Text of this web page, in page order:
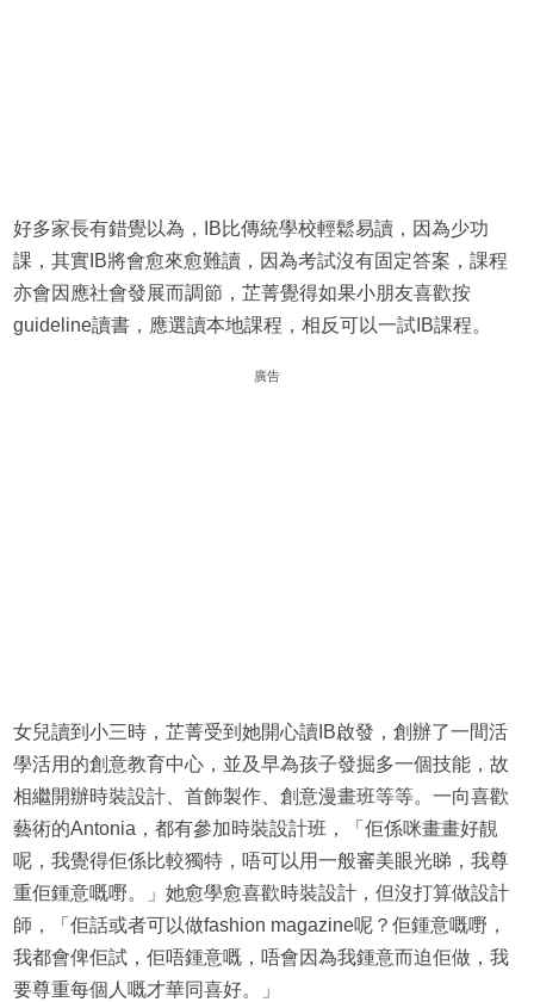
好多家長有錯覺以為，IB比傳統學校輕鬆易讀，因為少功
課，其實IB將會愈來愈難讀，因為考試沒有固定答案，課程
亦會因應社會發展而調節，芷菁覺得如果小朋友喜歡按
guideline讀書，應選讀本地課程，相反可以一試IB課程。
廣告
女兒讀到小三時，芷菁受到她開心讀IB啟發，創辦了一間活
學活用的創意教育中心，並及早為孩子發掘多一個技能，故
相繼開辦時裝設計、首飾製作、創意漫畫班等等。一向喜歡
藝術的Antonia，都有參加時裝設計班，「佢係咪畫畫好靚
呢，我覺得佢係比較獨特，唔可以用一般審美眼光睇，我尊
重佢鍾意嘅嘢。」她愈學愈喜歡時裝設計，但沒打算做設計
師，「佢話或者可以做fashion magazine呢？佢鍾意嘅嘢，
我都會俾佢試，佢唔鍾意嘅，唔會因為我鍾意而迫佢做，我
要尊重每個人嘅才華同喜好。」